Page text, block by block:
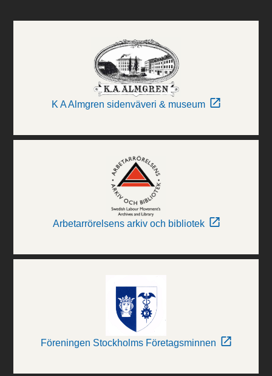
K A Almgren sidenväveri & museum
Arbetarrörelsens arkiv och bibliotek
Föreningen Stockholms Företagsminnen